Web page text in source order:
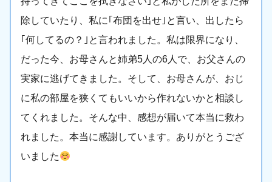
除していたり、私に｢布団を出せ｣と言い、出したら
｢何してるの？｣と言われました。私は限界になり、
だった今、お母さんと姉弟5人の6人で、お父さんの
実家に逃げてきました。そして、お母さんが、おじ
に私の部屋を狭くてもいいから作れないかと相談し
てくれました。そんな中、感想が届いて本当に救わ
れました。本当に感謝しています。ありがとうござ
いました